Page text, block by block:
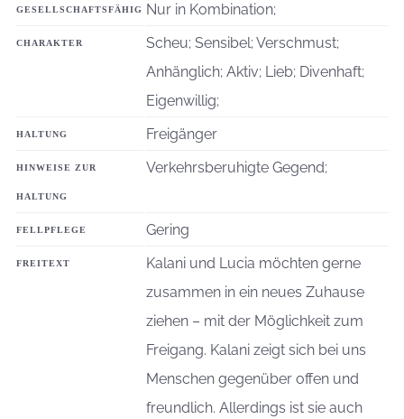
GESELLSCHAFTSFÄHIG Nur in Kombination;
CHARAKTER
Scheu; Sensibel; Verschmust;
Anhänglich; Aktiv; Lieb; Divenhaft;
Eigenwillig;
HALTUNG Freigänger
HINWEISE ZUR
HALTUNG
Verkehrsberuhigte Gegend;
FELLPFLEGE Gering
FREITEXT
Kalani und Lucia möchten gerne
zusammen in ein neues Zuhause
ziehen – mit der Möglichkeit zum
Freigang. Kalani zeigt sich bei uns
Menschen gegenüber offen und
freundlich. Allerdings ist sie auch